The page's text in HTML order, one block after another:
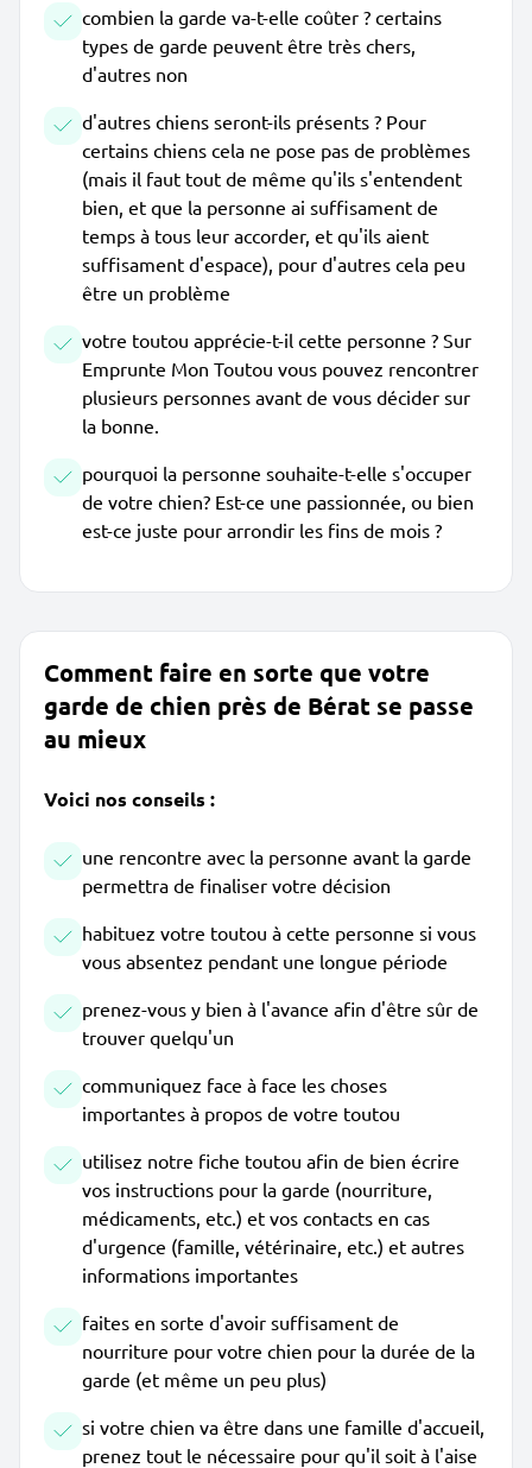
combien la garde va-t-elle coûter ? certains
types de garde peuvent être très chers,
d'autres non
d'autres chiens seront-ils présents ? Pour
certains chiens cela ne pose pas de problèmes
(mais il faut tout de même qu'ils s'entendent
bien, et que la personne ai suffisament de
temps à tous leur accorder, et qu'ils aient
suffisament d'espace), pour d'autres cela peu
être un problème
votre toutou apprécie-t-il cette personne ? Sur
Emprunte Mon Toutou vous pouvez rencontrer
plusieurs personnes avant de vous décider sur
la bonne.
pourquoi la personne souhaite-t-elle s'occuper
de votre chien? Est-ce une passionnée, ou bien
est-ce juste pour arrondir les fins de mois ?
Comment faire en sorte que votre
garde de chien près de Bérat se passe
au mieux
Voici nos conseils :
une rencontre avec la personne avant la garde
permettra de finaliser votre décision
habituez votre toutou à cette personne si vous
vous absentez pendant une longue période
prenez-vous y bien à l'avance afin d'être sûr de
trouver quelqu'un
communiquez face à face les choses
importantes à propos de votre toutou
utilisez notre fiche toutou afin de bien écrire
vos instructions pour la garde (nourriture,
médicaments, etc.) et vos contacts en cas
d'urgence (famille, vétérinaire, etc.) et autres
informations importantes
faites en sorte d'avoir suffisament de
nourriture pour votre chien pour la durée de la
garde (et même un peu plus)
si votre chien va être dans une famille d'accueil,
prenez tout le nécessaire pour qu'il soit à l'aise